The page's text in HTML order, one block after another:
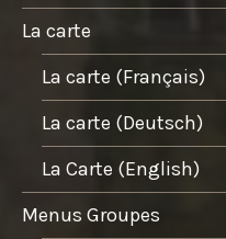
La carte
La carte (Français)
La carte (Deutsch)
La Carte (English)
Menus Groupes